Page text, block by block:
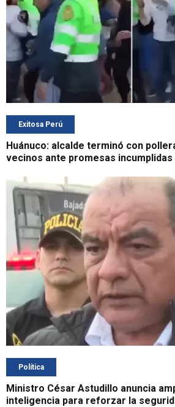
Exitosa Perú
Huánuco: alcalde terminó con
vecinos ante promesas incumplidas
Política
Ministro César Astudillo anuncia
inteligencia para reforzar la